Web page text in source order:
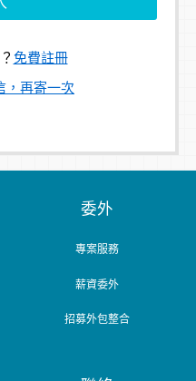
免費註冊
，再寄一次
委外
專案服務
薪資委外
招募外包整合